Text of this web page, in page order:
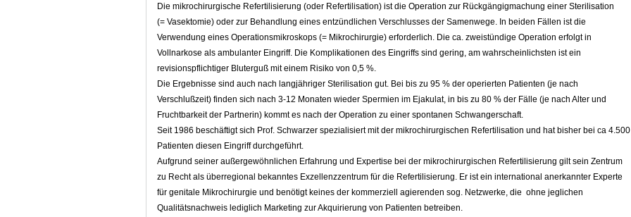
Die mikrochirurgische Refertilisierung (oder Refertilisation) ist die Operation zur Rückgängigmachung einer Sterilisation
(= Vasektomie) oder zur Behandlung eines entzündlichen Verschlusses der Samenwege. In beiden Fällen ist die
Verwendung eines Operationsmikroskops (= Mikrochirurgie) erforderlich. Die ca. zweistündige Operation erfolgt in
Vollnarkose als ambulanter Eingriff. Die Komplikationen des Eingriffs sind gering, am wahrscheinlichsten ist ein
revisionspflichtiger Bluterguß mit einem Risiko von 0,5 %.
Die Ergebnisse sind auch nach langjähriger Sterilisation gut. Bei bis zu 95 % der operierten Patienten (je nach
Verschlußzeit) finden sich nach 3-12 Monaten wieder Spermien im Ejakulat, in bis zu 80 % der Fälle (je nach Alter und
Fruchtbarkeit der Partnerin) kommt es nach der Operation zu einer spontanen Schwangerschaft.
Seit 1986 beschäftigt sich Prof. Schwarzer spezialisiert mit der mikrochirurgischen Refertilisation und hat bisher bei ca 4.500
Patienten diesen Eingriff durchgeführt.
Aufgrund seiner außergewöhnlichen Erfahrung und Expertise bei der mikrochirurgischen Refertilisierung gilt sein Zentrum
zu Recht als überregional bekanntes Exzellenzzentrum für die Refertilisierung. Er ist ein international anerkannter Experte
für genitale Mikrochirurgie und benötigt keines der kommerziell agierenden sog. Netzwerke, die ohne jeglichen
Qualitätsnachweis lediglich Marketing zur Akquirierung von Patienten betreiben.